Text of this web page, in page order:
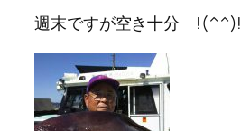
週末ですが空き十分 !(^^)!